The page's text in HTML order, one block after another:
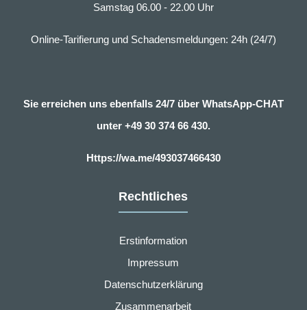
Samstag 06.00 - 22.00 Uhr
Online-Tarifierung und Schadensmeldungen: 24h (24/7)
Sie erreichen uns ebenfalls 24/7 über WhatsApp-CHAT
unter +49 30 374 66 430.
Https://wa.me/493037466430
Rechtliches
Erstinformation
Impressum
Datenschutzerklärung
Zusammenarbeit